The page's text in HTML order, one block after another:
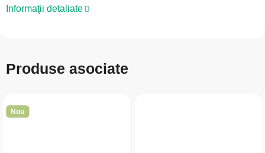
Informaţii detaliate
Produse asociate
Nou